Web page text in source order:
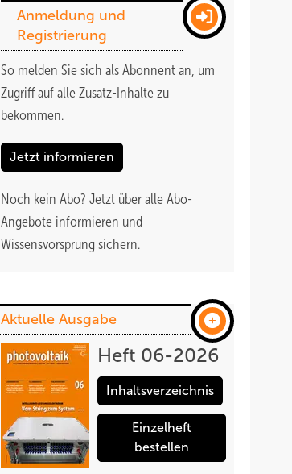
Anmeldung und
Registrierung
So melden Sie sich als Abonnent an, um
Zugriff auf alle Zusatz-Inhalte zu
bekommen.
Jetzt informieren
Noch kein Abo? Jetzt über alle Abo-
Angebote informieren und
Wissensvorsprung sichern.
Aktuelle Ausgabe
Heft 06-2026
Inhaltsverzeichnis
Einzelheft
bestellen